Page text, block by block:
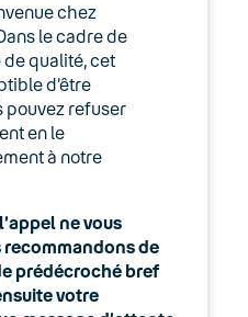
Keyyo
log
sites
l’annuaire par
des tickets de
chez
le cadre de
qualité, cet
d’être
pouvez refuser
en le
à notre
ne vous
recommandons de
prédécroché bref
votre